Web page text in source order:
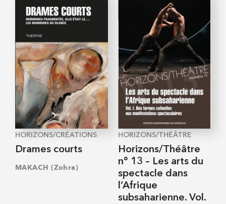
HORIZONS/CRÉATIONS
Drames courts
MAKACH (Zohra)
HORIZONS/THÉÂTRE
Horizons/Théâtre
n° 13 – Les arts du
spectacle dans
l’Afrique
subsaharienne. Vol.